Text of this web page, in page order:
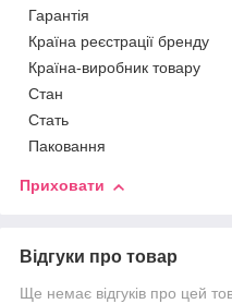
Гарантія
Країна реєстрації бренду
Країна-виробник товару
Стан
Стать
Паковання
Приховати
Відгуки про товар
Ще немає відгуків про цей